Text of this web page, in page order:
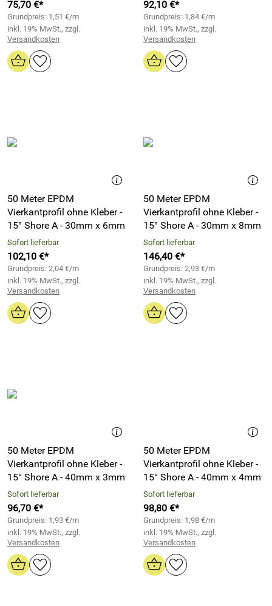
75,70 €*
Grundpreis: 1,51 €/m
inkl. 19% MwSt., zzgl.
Versandkosten
92,10 €*
Grundpreis: 1,84 €/m
inkl. 19% MwSt., zzgl.
Versandkosten
50 Meter EPDM
Vierkantprofil ohne Kleber -
15° Shore A - 30mm x 6mm
Sofort lieferbar
102,10 €*
Grundpreis: 2,04 €/m
inkl. 19% MwSt., zzgl.
Versandkosten
50 Meter EPDM
Vierkantprofil ohne Kleber -
15° Shore A - 30mm x 8mm
Sofort lieferbar
146,40 €*
Grundpreis: 2,93 €/m
inkl. 19% MwSt., zzgl.
Versandkosten
50 Meter EPDM
Vierkantprofil ohne Kleber -
15° Shore A - 40mm x 3mm
Sofort lieferbar
96,70 €*
Grundpreis: 1,93 €/m
inkl. 19% MwSt., zzgl.
Versandkosten
50 Meter EPDM
Vierkantprofil ohne Kleber -
15° Shore A - 40mm x 4mm
Sofort lieferbar
98,80 €*
Grundpreis: 1,98 €/m
inkl. 19% MwSt., zzgl.
Versandkosten